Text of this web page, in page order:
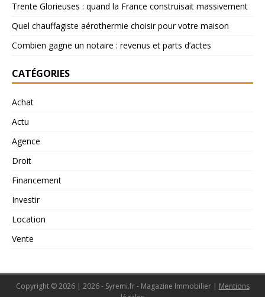
Trente Glorieuses : quand la France construisait massivement
Quel chauffagiste aérothermie choisir pour votre maison
Combien gagne un notaire : revenus et parts d’actes
CATÉGORIES
Achat
Actu
Agence
Droit
Financement
Investir
Location
Vente
Copyright © 2026 | 2026 - Syremi.fr - Magazine Immobilier | Mentions